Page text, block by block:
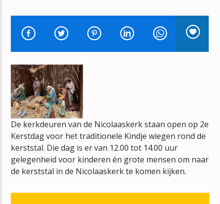
HUIDIG NUMMER
T FUST VOL MUZIEK
ARNOLD OVERHAART
mz-radio
De kerkdeuren van de Nicolaaskerk staan open op 2e
Kerstdag voor het traditionele Kindje wiegen rond de
kerststal. Die dag is er van 12.00 tot 14.00 uur
gelegenheid voor kinderen én grote mensen om naar
de kerststal in de Nicolaaskerk te komen kijken.